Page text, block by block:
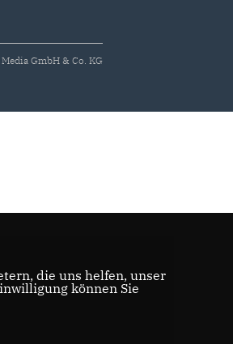
GmbH & Co. KG
die uns helfen, unser
können Sie